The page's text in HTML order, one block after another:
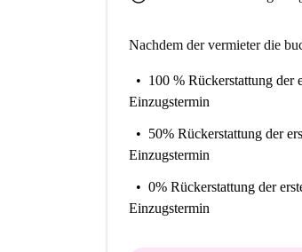
Nachdem der vermieter die
100 % Rückerstattung der
Einzugstermin
50% Rückerstattung der
Einzugstermin
0% Rückerstattung der
Einzugstermin